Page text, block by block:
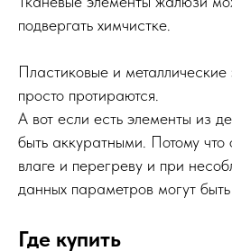
подвергать химчистке.
Пластиковые и
просто протираются.
А вот если есть элементы из
быть аккуратными. Потому что
влаге и перегреву и при
данных параметров могут
Где купить